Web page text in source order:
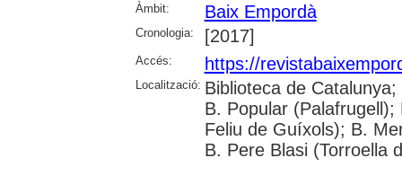
Àmbit:
Baix Empordà
Cronologia: [2017]
Accés: https://
Localització: Biblioteca de
B. Popular
Feliu de Guíxols); B.
B. Pere Blasi (Torroella